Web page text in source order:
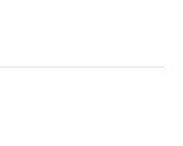
緒に買い物に
前半） 「家事
かくやって